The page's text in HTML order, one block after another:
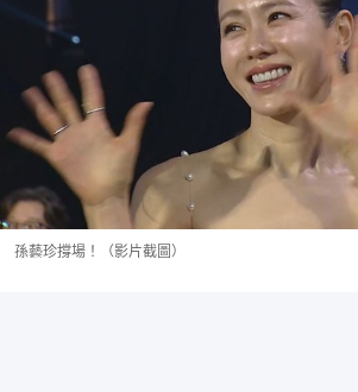
孫藝珍撐場！（影片截圖）